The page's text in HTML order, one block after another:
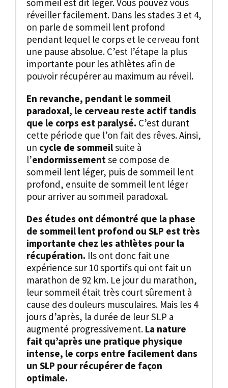
réveiller facilement. Dans les stades 3 et 4,
on parle de sommeil lent profond
pendant lequel le corps et le cerveau font
une pause absolue. C’est l’étape la plus
importante pour les athlètes afin de
pouvoir récupérer au maximum au réveil.
En revanche, pendant le sommeil
paradoxal, le cerveau reste actif tandis
que le corps est paralysé. C’est durant
cette période que l’on fait des rêves. Ainsi,
un cycle de sommeilsuite à
l’endormissement se compose de
sommeil lent léger, puis de sommeil lent
profond, ensuite de sommeil lent léger
pour arriver au sommeil paradoxal.
Des études ont démontré que la phase
de sommeil lent profond ou SLP est très
importante chez les athlètes pour la
récupération. Ils ont donc fait une
expérience sur 10 sportifs qui ont fait un
marathon de 92 km. Le jour du marathon,
leur sommeil était très court sûrement à
cause des douleurs musculaires. Mais les 4
jours d’après, la durée de leur SLP a
augmenté progressivement. La nature
fait qu’après une pratique physique
intense, le corps entre facilement dans
un SLP pour récupérer de façon
optimale.